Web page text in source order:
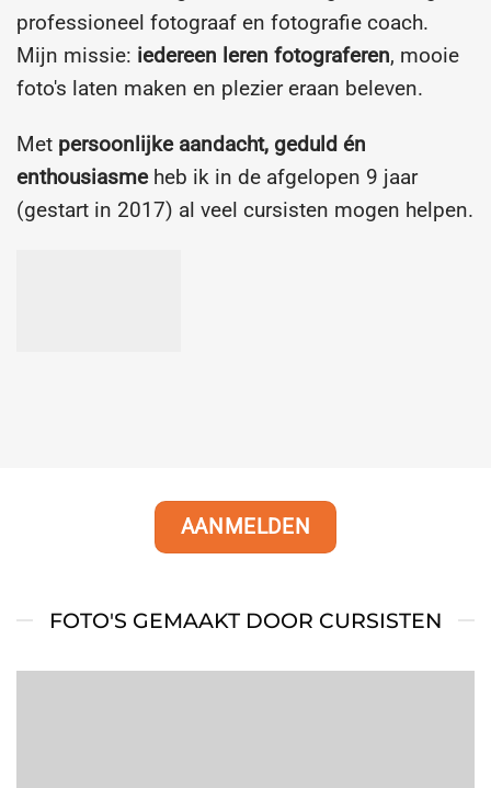
professioneel fotograaf en fotografie coach.
Mijn missie: iedereen leren fotograferen, mooie
foto's laten maken en plezier eraan beleven.
Met persoonlijke aandacht, geduld én
enthousiasmeheb ik in de afgelopen 9 jaar
(gestart in 2017) al veel cursisten mogen helpen.
AANMELDEN
FOTO'S GEMAAKT DOOR CURSISTEN